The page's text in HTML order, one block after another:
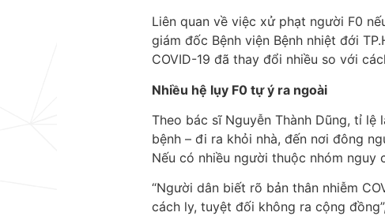
Liên quan về việc xử phạt người F0
giám đốc Bệnh viện Bệnh nhiệt đới
COVID-19 đã thay đổi nhiều so với
Nhiều hệ lụy F0 tự ý ra ngoài
Theo bác sĩ Nguyễn Thành Dũng, tỉ lệ
bệnh – đi ra khỏi nhà, đến nơi đông
Nếu có nhiều người thuộc nhóm
“Người dân biết rõ bản thân nhiễm
cách ly, tuyệt đối không ra cộng